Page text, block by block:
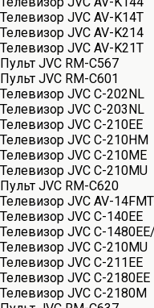
Телевизор JVC AV-K14T
Телевизор JVC AV-K214
Телевизор JVC AV-K21T
Пульт JVC RM-C567
Пульт JVC RM-C601
Телевизор JVC C-202NL
Телевизор JVC C-203NL
Телевизор JVC C-210EE
Телевизор JVC C-210HM
Телевизор JVC C-210ME
Телевизор JVC C-210MU
Пульт JVC RM-C620
Телевизор JVC AV-
Телевизор JVC C-140EE
Телевизор JVC C-
Телевизор JVC C-210MU
Телевизор JVC C-211EE
Телевизор JVC C-2180EE
Телевизор JVC C-2180M